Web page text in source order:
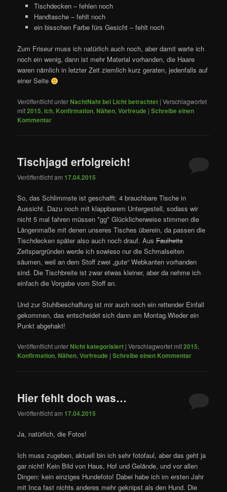
Tischdecken – fehlen noch
Handtasche – fehlt noch
ein bisschen Farbe fürs Gesicht – fehlt noch
Zum Friseur muss ich natürlich auch noch, aber damit warte ich
noch ein wenig, dann ist mehr Material vorhanden, die Haare
waren nämlich in letzter Zeit ziemlich kurz geraten, jedenfalls auf
einer Seite
Veröffentlicht unterNachtNaht bei Licht betrachtet |Verschlagwortet
mit2015,ich, Konfirmation,Nähen,Vorfreude |Schreibe einen
Kommentar
Tischjagd erfolgreich!
Veröffentlicht am17.04.2015
So, das Schlimmste ist geschafft: 4 brauchbare Tische in
Aussicht. Dazu noch mit klappbarem Untergestell, sodass wir
nicht 5 mal fahren müssen *gg* Glücklicherweise stimmen die
Längenmaße mit denen unseres Tisches überein, da passen die
Tischdecken später also auch noch drauf. AusFaulheits
Zeitspargründen werde ich sowieso nur die Schmalseiten
säumen, weil an dem Stoff zwei „gute“ Webkanten vorhanden
sind. Die Tischbreite ist zwar etwas kleiner, aber da nehme ich
einfach die Vorgabe vom Stoff an.
Und zur Stuhlbeschaffung ist mir auch noch ein rettender Einfall
gekommen, das entscheidet sich dann am Montag.Wieder ein
Punkt abgehakt!
Veröffentlicht unterNicht kategorisiert |Verschlagwortet mit2015,
Konfirmation,Nähen,Vorfreude |Schreibe einen Kommentar
Hier fehlt doch was…
Veröffentlicht am17.04.2015
Ja, natürlich, die Fotos!
Ich muss zugeben, aktuell bin ich sehr fotofaul, aber das geht ja
gar nicht! Kein Bild von Haus, Hof und Gelände, und vor allen
Dingen: kein einziges Hundefoto! Dabei habe ich im ersten Jahr
mit Inca fast nichts anderes mehr geknipst als den Hund. Die